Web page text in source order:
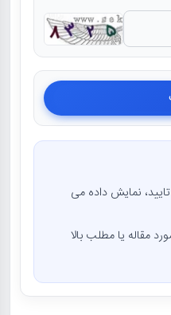
نمایش داده می
مقاله یا مطلب بالا